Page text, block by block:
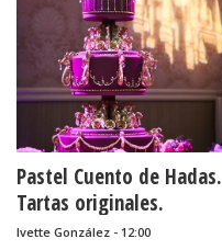
Pastel Cuento de Hadas.
Tartas originales.
Ivette González - 12:00